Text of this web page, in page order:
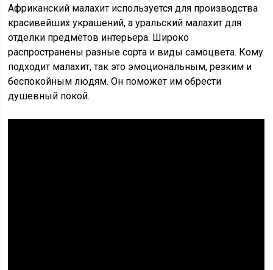
Африканский малахит используется для производства
красивейших украшений, а уральский малахит для
отделки предметов интерьера. Широко
распространены разные сорта и виды самоцвета. Кому
подходит малахит, так это эмоциональным, резким и
беспокойным людям. Он поможет им обрести
душевный покой.